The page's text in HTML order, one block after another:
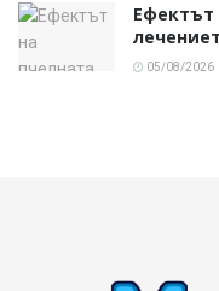
Ефектът
05/08/2026